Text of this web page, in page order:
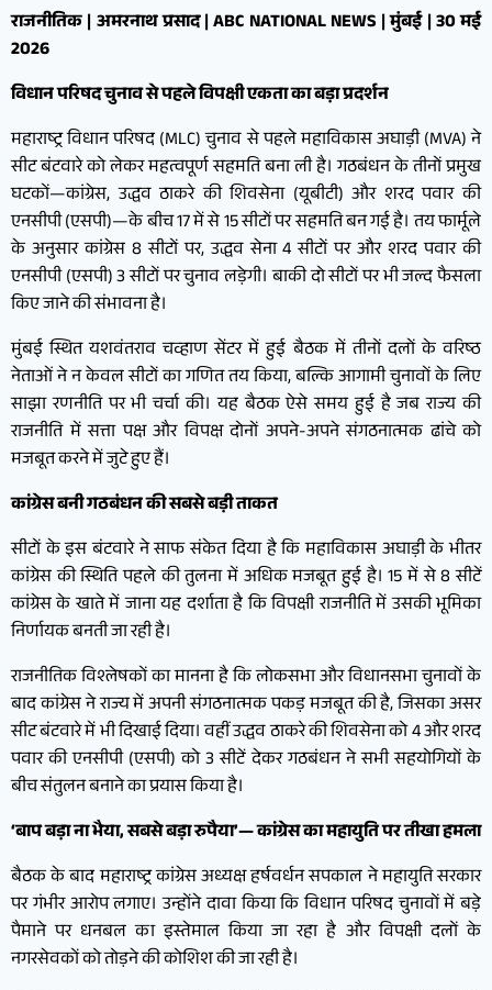
राजनीतिक | अमरनाथ प्रसाद | ABC NATIONAL NEWS | मुंबई | 30 मई
2026
विधान परिषद चुनाव से पहले विपक्षी एकता का बड़ा प्रदर्शन
महाराष्ट्र विधान परिषद (MLC) चुनाव से पहले महाविकास अघाड़ी (MVA) ने
सीट बंटवारे को लेकर महत्वपूर्ण सहमति बना ली है। गठबंधन के तीनों प्रमुख
घटकों—कांग्रेस, उद्धव ठाकरे की शिवसेना (यूबीटी) और शरद पवार की
एनसीपी (एसपी)—के बीच 17 में से 15 सीटों पर सहमति बन गई है। तय फार्मूले
के अनुसार कांग्रेस 8 सीटों पर, उद्धव सेना 4 सीटों पर और शरद पवार की
एनसीपी (एसपी) 3 सीटों पर चुनाव लड़ेगी। बाकी दो सीटों पर भी जल्द फैसला
किए जाने की संभावना है।
मुंबई स्थित यशवंतराव चव्हाण सेंटर में हुई बैठक में तीनों दलों के वरिष्ठ
नेताओं ने न केवल सीटों का गणित तय किया, बल्कि आगामी चुनावों के लिए
साझा रणनीति पर भी चर्चा की। यह बैठक ऐसे समय हुई है जब राज्य की
राजनीति में सत्ता पक्ष और विपक्ष दोनों अपने-अपने संगठनात्मक ढांचे को
मजबूत करने में जुटे हुए हैं।
कांग्रेस बनी गठबंधन की सबसे बड़ी ताकत
सीटों के इस बंटवारे ने साफ संकेत दिया है कि महाविकास अघाड़ी के भीतर
कांग्रेस की स्थिति पहले की तुलना में अधिक मजबूत हुई है। 15 में से 8 सीटें
कांग्रेस के खाते में जाना यह दर्शाता है कि विपक्षी राजनीति में उसकी भूमिका
निर्णायक बनती जा रही है।
राजनीतिक विश्लेषकों का मानना है कि लोकसभा और विधानसभा चुनावों के
बाद कांग्रेस ने राज्य में अपनी संगठनात्मक पकड़ मजबूत की है, जिसका असर
सीट बंटवारे में भी दिखाई दिया। वहीं उद्धव ठाकरे की शिवसेना को 4 और शरद
पवार की एनसीपी (एसपी) को 3 सीटें देकर गठबंधन ने सभी सहयोगियों के
बीच संतुलन बनाने का प्रयास किया है।
‘बाप बड़ा ना भैया, सबसे बड़ा रुपैया’— कांग्रेस का महायुति पर तीखा हमला
बैठक के बाद महाराष्ट्र कांग्रेस अध्यक्ष हर्षवर्धन सपकाल ने महायुति सरकार
पर गंभीर आरोप लगाए। उन्होंने दावा किया कि विधान परिषद चुनावों में बड़े
पैमाने पर धनबल का इस्तेमाल किया जा रहा है और विपक्षी दलों के
नगरसेवकों को तोड़ने की कोशिश की जा रही है।